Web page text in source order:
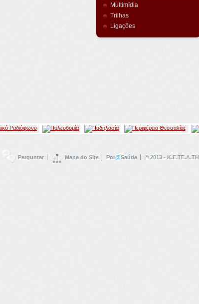
Multimídia
Trilhas
Ligações
Perguntar Mapa do Site Por@Saúde © 2013 - K.E.TE.A.TH